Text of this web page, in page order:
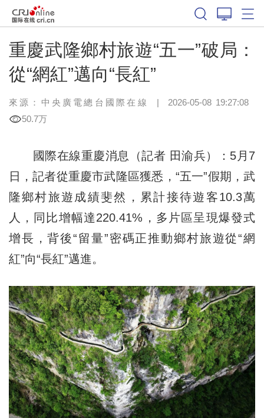
重慶武隆鄉村旅遊“五一”破局：
從“網紅”邁向“長紅”
來源：中央廣電總台國際在線 | 2026-05-08 19:27:08
50.7万
國際在線重慶消息（記者 田渝兵）：5月7
日，記者從重慶市武隆區獲悉，“五一”假期，武
隆鄉村旅遊成績斐然，累計接待遊客10.3萬
人，同比增幅達220.41%，多片區呈現爆發式
增長，背後“留量”密碼正推動鄉村旅遊從“網
紅”向“長紅”邁進。